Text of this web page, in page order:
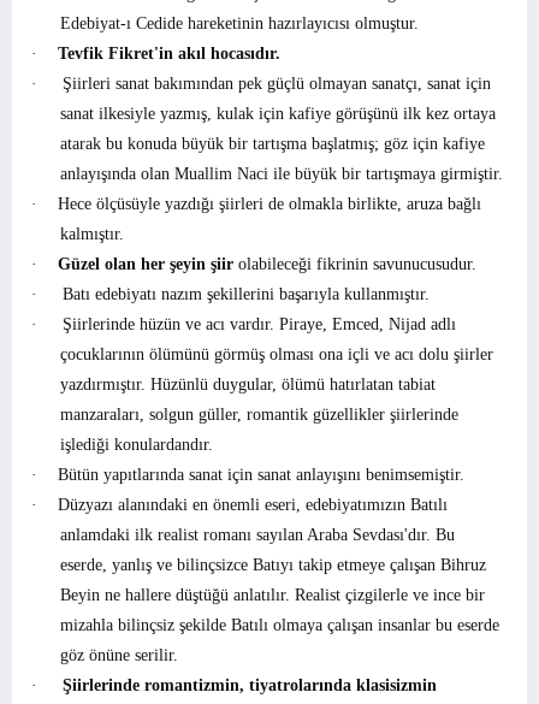
Edebiyat-ı Cedide hareketinin hazırlayıcısı olmuştur.
·
Tevfik Fikret'in akıl hocasıdır.
·
Şiirleri sanat bakımından pek güçlü olmayan sanatçı, sanat için
sanat ilkesiyle yazmış, kulak için kafiye görüşünü ilk kez ortaya
atarak bu konuda büyük bir tartışma başlatmış; göz için kafiye
anlayışında olan Muallim Naci ile büyük bir tartışmaya girmiştir.
·
Hece ölçüsüyle yazdığı şiirleri de olmakla birlikte, aruza bağlı
kalmıştır.
·
Güzel olan her şeyin şiir olabileceği fikrinin savunucusudur.
·
Batı edebiyatı nazım şekillerini başarıyla kullanmıştır.
·
Şiirlerinde hüzün ve acı vardır. Piraye, Emced, Nijad adlı
çocuklarının ölümünü görmüş olması ona içli ve acı dolu şiirler
yazdırmıştır. Hüzünlü duygular, ölümü hatırlatan tabiat
manzaraları, solgun güller, romantik güzellikler şiirlerinde
işlediği konulardandır.
·
Bütün yapıtlarında sanat için sanat anlayışını benimsemiştir.
·
Düzyazı alanındaki en önemli eseri, edebiyatımızın Batılı
anlamdaki ilk realist romanı sayılan Araba Sevdası'dır. Bu
eserde, yanlış ve bilinçsizce Batıyı takip etmeye çalışan Bihruz
Beyin ne hallere düştüğü anlatılır. Realist çizgilerle ve ince bir
mizahla bilinçsiz şekilde Batılı olmaya çalışan insanlar bu eserde
göz önüne serilir.
·
Şiirlerinde romantizmin, tiyatrolarında klasisizmin